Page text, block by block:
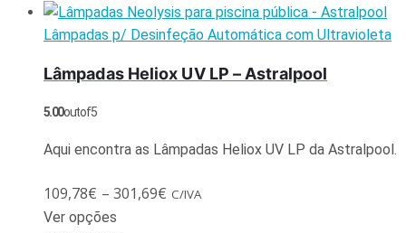
Lâmpadas p/ Desinfeção Automática com Ultravioleta
Lâmpadas Heliox UV LP – Astralpool
5.00out of 5
Aqui encontra as Lâmpadas Heliox UV LP da Astralpool.
109,78€ – 301,69€ C/IVA
Ver opções